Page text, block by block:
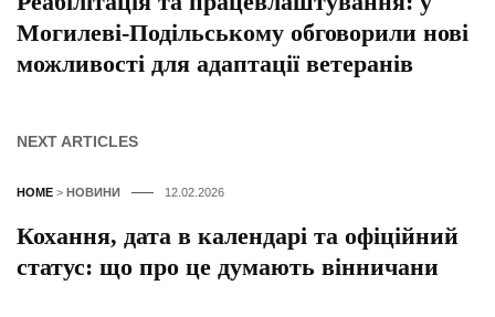
Могилеві-Подільському обговорили нові
можливості для адаптації ветеранів
NEXT ARTICLES
HOME > НОВИНИ 12.02.2026
Кохання, дата в календарі та офіційний
статус: що про це думають вінничани